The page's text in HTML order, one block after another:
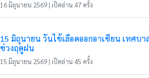
16 มิถุนายน 2569 | เปิดอ่าน 47 ครั้ง
15 มิถุนายน วันไข้เลือดออกอาเซียน เทศบ
ช่วงฤดูฝน
15 มิถุนายน 2569 | เปิดอ่าน 45 ครั้ง